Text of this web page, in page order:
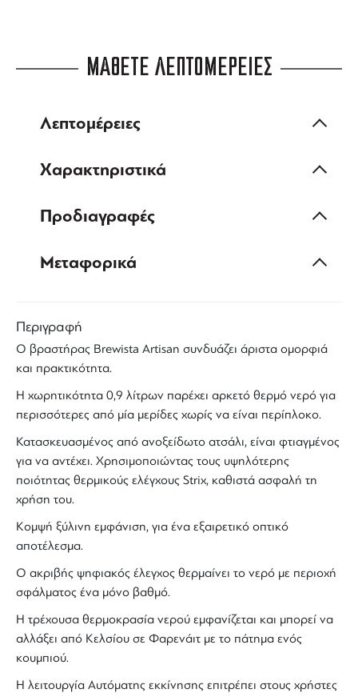
ΜΑΘΕΤΕ ΛΕΠΤΟΜΕΡΕΙΕΣ
Λεπτομέρειες
Χαρακτηριστικά
Προδιαγραφές
Μεταφορικά
Περιγραφή
Ο βραστήρας Brewista Artisan συνδυάζει άριστα ομορφιά
και πρακτικότητα.
Η χωρητικότητα 0,9 λίτρων παρέχει αρκετό θερμό νερό για
περισσότερες από μία μερίδες χωρίς να είναι περίπλοκο.
Κατασκευασμένος από ανοξείδωτο ατσάλι, είναι φτιαγμένος
για να αντέχει. Χρησιμοποιώντας τους υψηλότερης
ποιότητας θερμικούς ελέγχους Strix, καθιστά ασφαλή τη
χρήση του.
Κομψή ξύλινη εμφάνιση, για ένα εξαιρετικό οπτικό
αποτέλεσμα.
Ο ακριβής ψηφιακός έλεγχος θερμαίνει το νερό με περιοχή
σφάλματος ένα μόνο βαθμό.
Η τρέχουσα θερμοκρασία νερού εμφανίζεται και μπορεί να
αλλάξει από Κελσίου σε Φαρενάιτ με το πάτημα ενός
κουμπιού.
Η λειτουργία Αυτόματης εκκίνησης επιτρέπει στους χρήστες